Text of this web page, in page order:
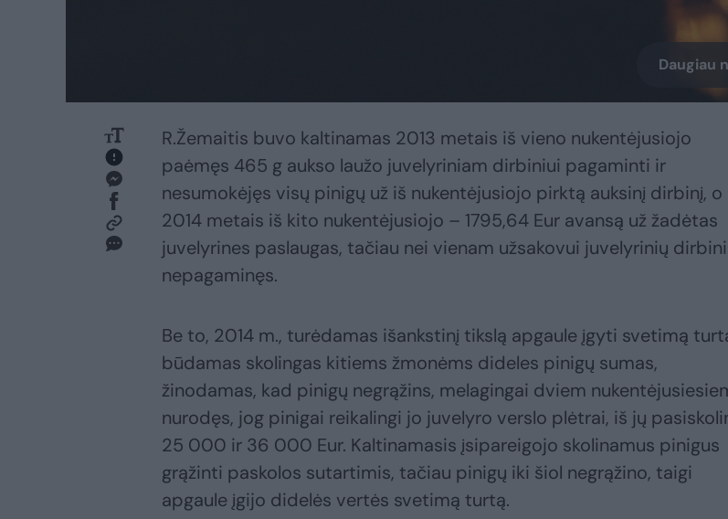
Daugiau
R.Žemaitis buvo kaltinamas 2013 metais iš vieno nukentėjusiojo
paėmęs 465 g aukso laužo juvelyriniam dirbiniui pagaminti ir
nesumokėjęs visų pinigų už iš nukentėjusiojo pirktą auksinį dirbinį, o
2014 metais iš kito nukentėjusiojo – 1795,64 Eur avansą už žadėtas
juvelyrines paslaugas, tačiau nei vienam užsakovui juvelyrinių
nepagaminęs.
Be to, 2014 m., turėdamas išankstinį tikslą apgaule įgyti svetimą
būdamas skolingas kitiems žmonėms dideles pinigų sumas,
žinodamas, kad pinigų negrąžins, melagingai dviem
nurodęs, jog pinigai reikalingi jo juvelyro verslo plėtrai, iš jų
25 000 ir 36 000 Eur. Kaltinamasis įsipareigojo skolinamus pinigus
grąžinti paskolos sutartimis, tačiau pinigų iki šiol negrąžino, taigi
apgaule įgijo didelės vertės svetimą turtą.